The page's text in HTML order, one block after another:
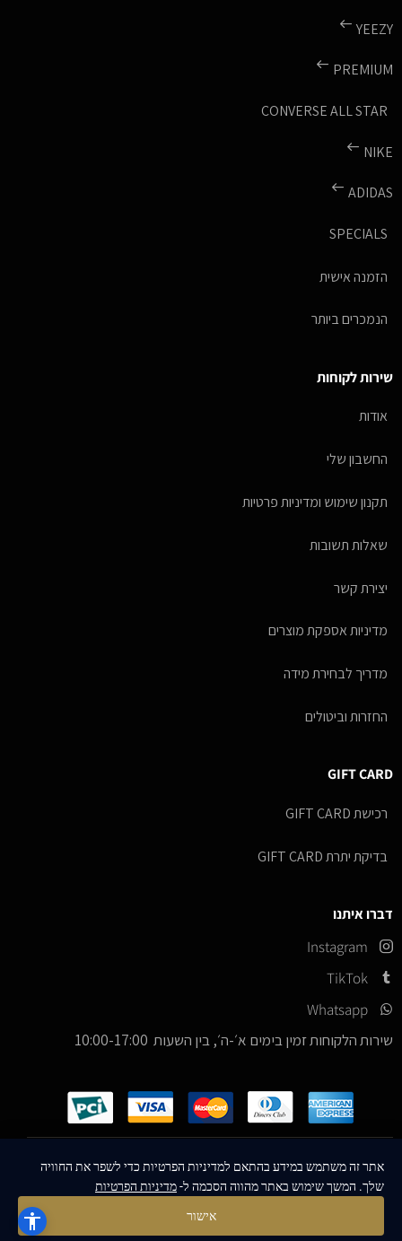
YEEZY
PREMIUM
CONVERSE ALL STAR
NIKE
ADIDAS
SPECIALS
הזמנה אישית
הנמכרים ביותר
שירות לקוחות
אודות
החשבון שלי
תקנון שימוש ומדיניות פרטיות
שאלות תשובות
יצירת קשר
מדיניות אספקת מוצרים
מדריך לבחירת מידה
החזרות וביטולים
GIFT CARD
רכישת GIFT CARD
בדיקת יתרת GIFT CARD
דברו איתנו
Instagram
TikTok
Whatsapp
שירות הלקוחות זמין בימים א׳-ה׳, בין השעות 10:00-17:00
כל הזכויות שמורות – ICE Sneakers© 2026
אתר זה משתמש במידע בהתאם למדיניות הפרטיות כדי לשפר את החוויה
שלך. המשך שימוש באתר מהווה הסכמה ל-מדיניות הפרטיות
אישור